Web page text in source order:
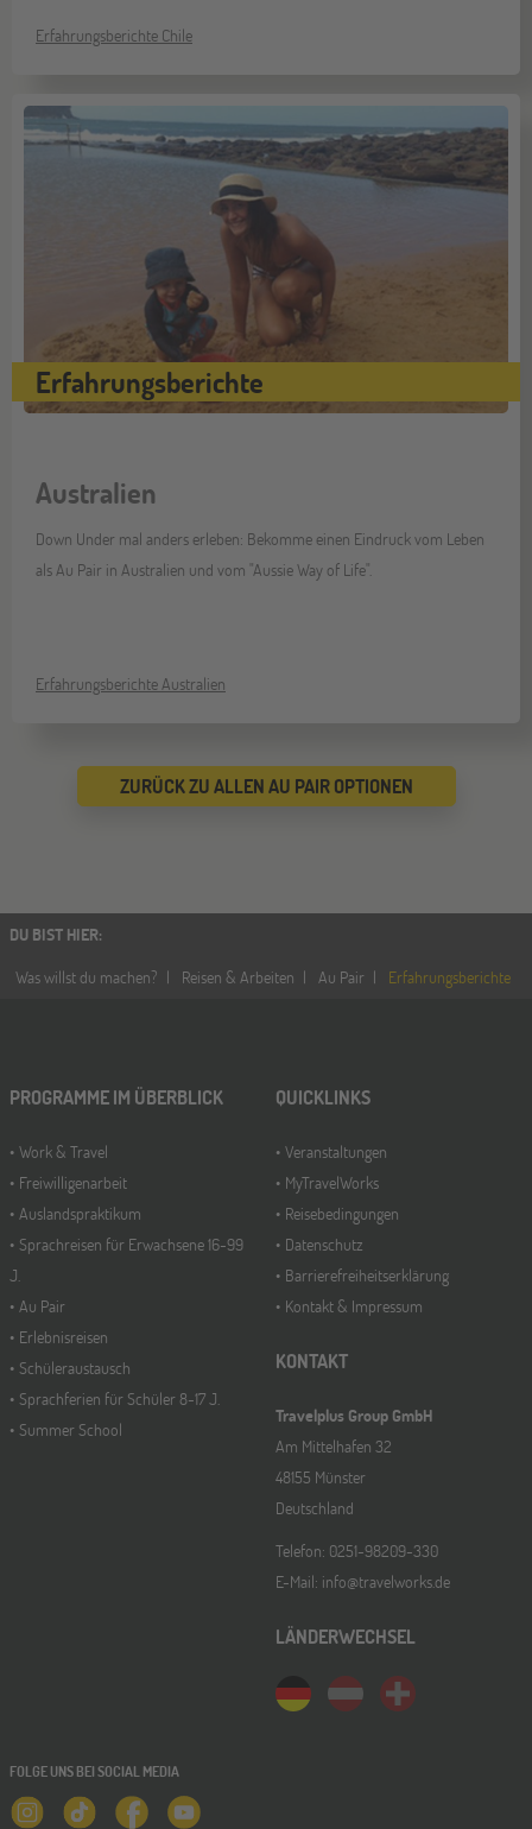
Erfahrungsberichte Chile
Erfahrungsberichte
Australien
Down Under mal anders erleben: Bekomme einen Eindruck vom Leben
als Au Pair in Australien und vom "Aussie Way of Life".
Erfahrungsberichte Australien
ZURÜCK ZU ALLEN AU PAIR OPTIONEN
DU BIST HIER:
Was willst du machen?
Reisen & Arbeiten Au Pair Erfahrungsberichte
PROGRAMME IM ÜBERBLICK
Work & Travel
Freiwilligenarbeit
Auslandspraktikum
Sprachreisen für Erwachsene 16-99
J.
Au Pair
Erlebnisreisen
Schüleraustausch
Sprachferien für Schüler 8-17 J.
Summer School
QUICKLINKS
Veranstaltungen
MyTravelWorks
Reisebedingungen
Datenschutz
Barrierefreiheitserklärung
Kontakt & Impressum
KONTAKT
Travelplus Group GmbH
Am Mittelhafen 32
48155 Münster
Deutschland
Telefon: 0251-98209-330
E-Mail: info@travelworks.de
LÄNDERWECHSEL
FOLGE UNS BEI SOCIAL MEDIA